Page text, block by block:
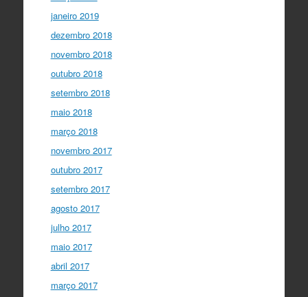
janeiro 2019
dezembro 2018
novembro 2018
outubro 2018
setembro 2018
maio 2018
março 2018
novembro 2017
outubro 2017
setembro 2017
agosto 2017
julho 2017
maio 2017
abril 2017
março 2017